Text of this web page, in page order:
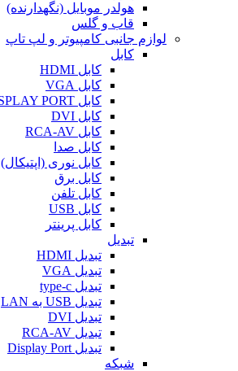
هولدر موبایل (نگهدارنده)
قاب و گلس
لوازم جانبی کامپیوتر و لپ تاپ
کابل
کابل HDMI
کابل VGA
کابل DISPLAY PORT
کابل DVI
کابل RCA-AV
کابل صدا
کابل نوری (اپتیکال)
کابل برق
کابل تلفن
کابل USB
کابل پرینتر
تبدیل
تبدیل HDMI
تبدیل VGA
تبدیل type-c
تبدیل USB به LAN
تبدیل DVI
تبدیل RCA-AV
تبدیل Display Port
شبکه